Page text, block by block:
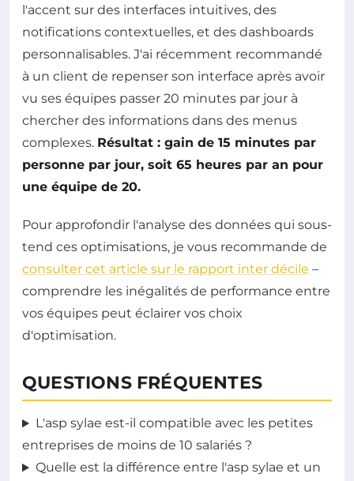
l'accent sur des interfaces intuitives, des
notifications contextuelles, et des dashboards
personnalisables. J'ai récemment recommandé
à un client de repenser son interface après avoir
vu ses équipes passer 20 minutes par jour à
chercher des informations dans des menus
complexes. Résultat : gain de 15 minutes par
personne par jour, soit 65 heures par an pour
une équipe de 20.
Pour approfondir l'analyse des données qui sous-
tend ces optimisations, je vous recommande de
consulter cet article sur le rapport inter décile –
comprendre les inégalités de performance entre
vos équipes peut éclairer vos choix
d'optimisation.
QUESTIONS FRÉQUENTES
L'asp sylae est-il compatible avec les petites
entreprises de moins de 10 salariés ?
Quelle est la différence entre l'asp sylae et un